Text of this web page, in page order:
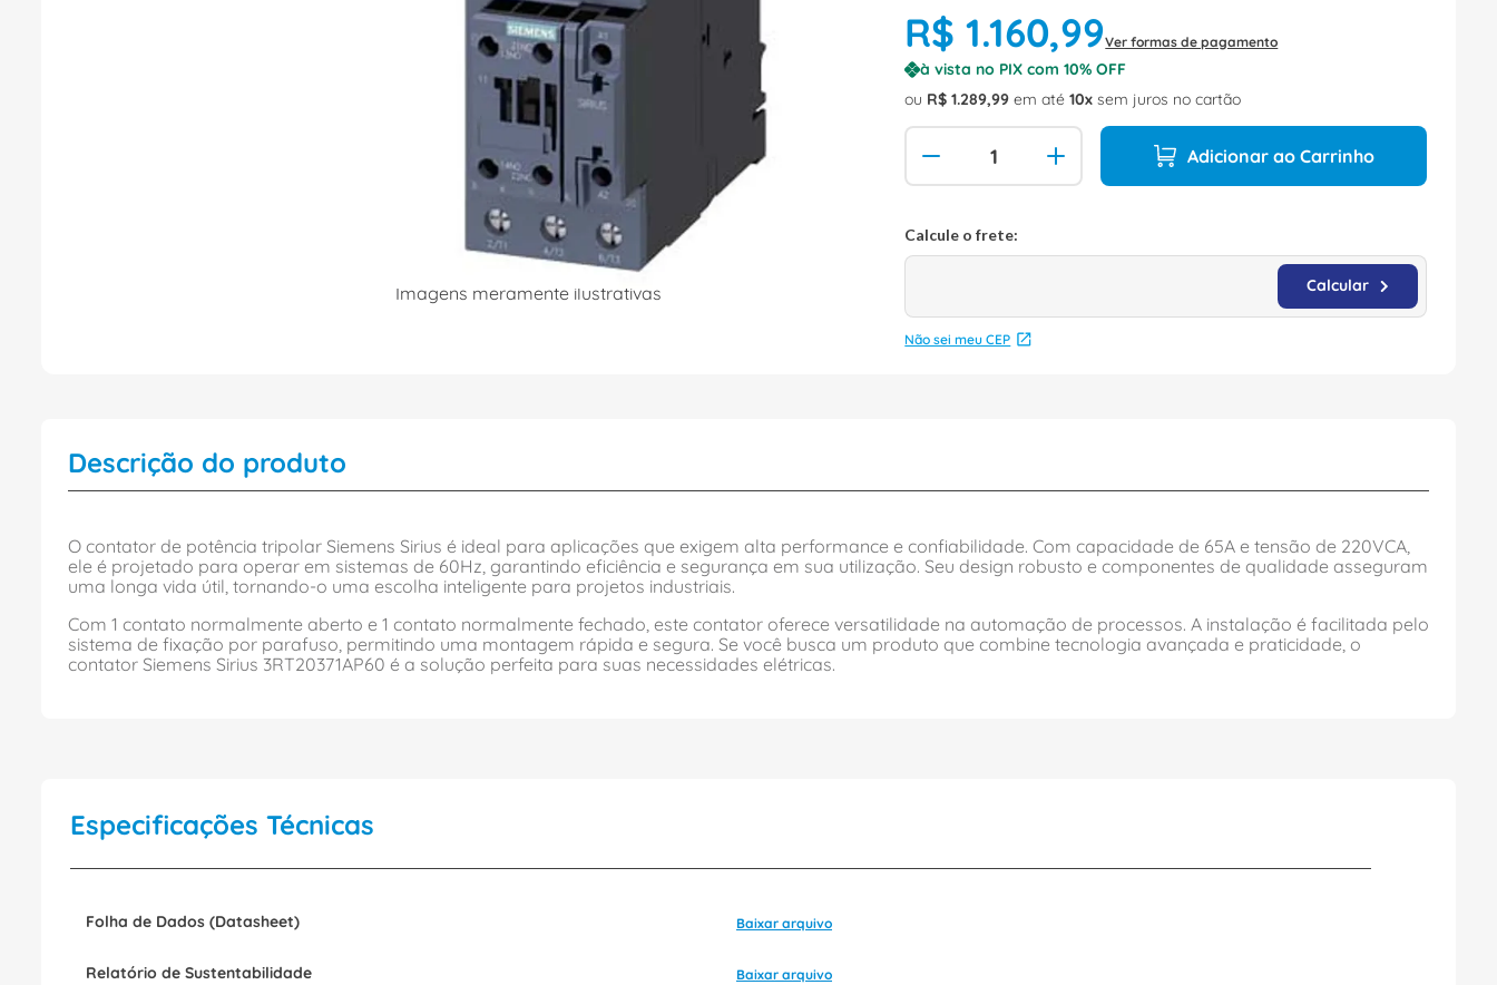
Imagens meramente ilustrativas
R$ 1.160,99Ver formas de pagamento
à vista no PIX com10% OFF
ou R$ 1.289,99 em até10 sem juros no cartão
Adicionar ao Carrinho
Não sei meu CEP
Descrição do produto
O contator de potência tripolar Siemens Sirius é ideal para aplicações que exigem alta performance e confiabilidade. Com capacidade de 65A e tensão de 220VCA,
ele é projetado para operar em sistemas de 60Hz, garantindo eficiência e segurança em sua utilização. Seu design robusto e componentes de qualidade asseguram
uma longa vida útil, tornando-o uma escolha inteligente para projetos industriais.
Com 1 contato normalmente aberto e 1 contato normalmente fechado, este contator oferece versatilidade na automação de processos. A instalação é facilitada pelo
sistema de fixação por parafuso, permitindo uma montagem rápida e segura. Se você busca um produto que combine tecnologia avançada e praticidade, o
contator Siemens Sirius 3RT20371AP60 é a solução perfeita para suas necessidades elétricas.
Especificações Técnicas
Folha de Dados (Datasheet) Baixar arquivo
Relatório de Sustentabilidade Baixar arquivo